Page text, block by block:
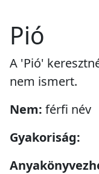
Pió
A 'Pió'
nem ismert.
Nem: férfi név
Gyakoriság: